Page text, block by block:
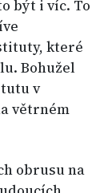
být i víc. To
které
Bohužel
v
větrném
obrusu na